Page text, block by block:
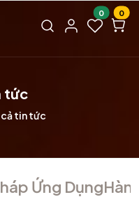
0 0
tức
tin tức
Ứng Dụng